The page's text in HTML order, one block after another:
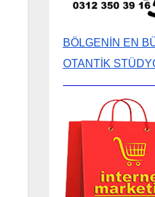
BÖLGENİN EN
OTANTİK